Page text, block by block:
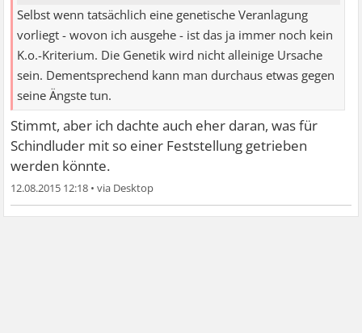
Selbst wenn tatsächlich eine genetische Veranlagung
vorliegt - wovon ich ausgehe - ist das ja immer noch kein
K.o.-Kriterium. Die Genetik wird nicht alleinige Ursache
sein. Dementsprechend kann man durchaus etwas gegen
seine Ängste tun.
Stimmt, aber ich dachte auch eher daran, was für
Schindluder mit so einer Feststellung getrieben
werden könnte.
12.08.2015 12:18 •